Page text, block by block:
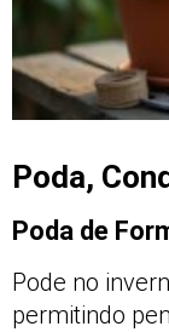
Poda,
Poda de
Pode no
permitindo